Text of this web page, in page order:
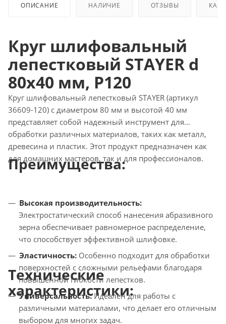
ОПИСАНИЕ НАЛИЧИЕ ОТЗЫВЫ КАК
Круг шлифовальный
лепестковый STAYER d
80x40 мм, P120
Круг шлифовальный лепестковый STAYER (артикул
36609-120) с диаметром 80 мм и высотой 40 мм
представляет собой надежный инструмент для
обработки различных материалов, таких как металл,
древесина и пластик. Этот продукт предназначен как
для домашних мастеров, так и для профессионалов.
Преимущества:
Высокая производительность:
Электростатический способ нанесения абразивного
зерна обеспечивает равномерное распределение,
что способствует эффективной шлифовке.
Эластичность: Особенно подходит для обработки
поверхностей с сложными рельефами благодаря
повышенной гибкости лепестков.
Универсальность:Идеален для работы с
различными материалами, что делает его отличным
выбором для многих задач.
Технические
характеристики: